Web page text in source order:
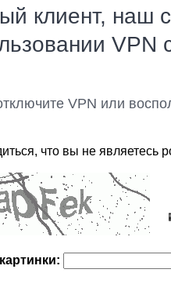
клиент, наш
VPN
VPN или
что вы не являетесь